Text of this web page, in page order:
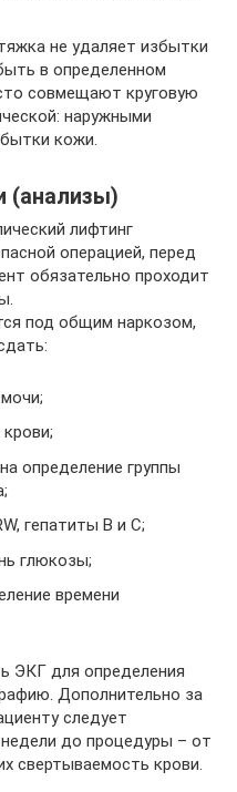
не удаляет избытки
в определенном
совмещают круговую
наружными
кожи.
(анализы)
лифтинг
операцией, перед
обязательно проходит
под общим наркозом,
определение группы
гепатиты В и С;
глюкозы;
времени
ЭКГ для определения
Дополнительно за
следует
до процедуры – от
свертываемость крови.